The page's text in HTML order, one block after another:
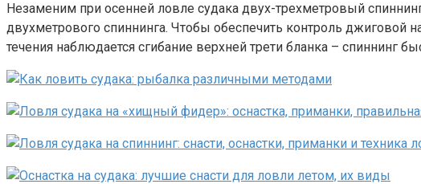
Незаменим при осенней ловле судака двух-трехметровый
двухметрового спиннинга. Чтобы обеспечить контроль джиговой
течения наблюдается сгибание верхней трети бланка – спиннинг